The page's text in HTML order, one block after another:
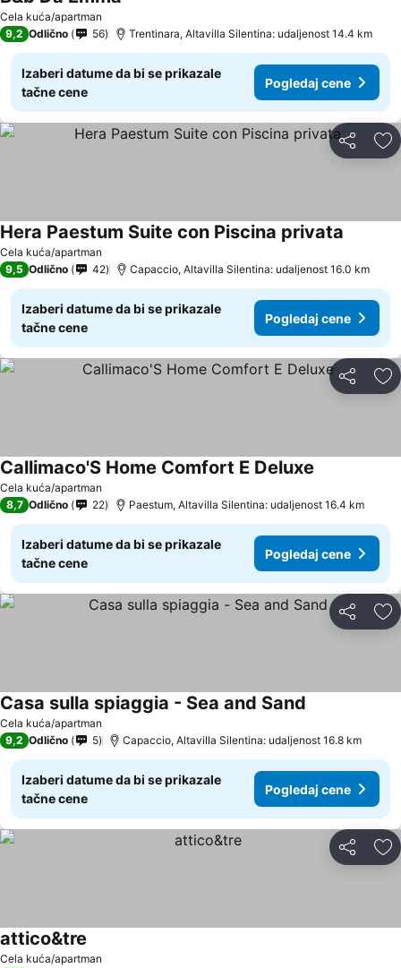
Cela kuća/apartman
9,2 Odlično 56 Trentinara, Altavilla Silentina: udaljenost 14.4 km
Izaberi datume da bi se prikazale
tačne cene
Pogledaj cene
Deli
Cela kuća/apartman
Hera Paestum Suite con Piscina privata
9,5 Odlično 42 Capaccio, Altavilla Silentina: udaljenost 16.0 km
Izaberi datume da bi se prikazale
tačne cene
Pogledaj cene
Deli
Cela kuća/apartman
Callimaco'S Home Comfort E Deluxe
8,7 Odlično 22 Paestum, Altavilla Silentina: udaljenost 16.4 km
Izaberi datume da bi se prikazale
tačne cene
Pogledaj cene
Deli
Cela kuća/apartman
Casa sulla spiaggia - Sea and Sand
9,2 Odlično 5 Capaccio, Altavilla Silentina: udaljenost 16.8 km
Izaberi datume da bi se prikazale
tačne cene
Pogledaj cene
Deli
Cela kuća/apartman
attico&tre